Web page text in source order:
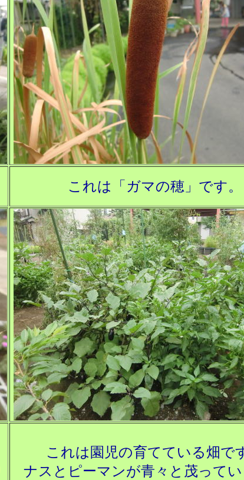
これは「ガマの穂」です。
これは園児の育てている畑で
ナスとピーマンが青々と茂って